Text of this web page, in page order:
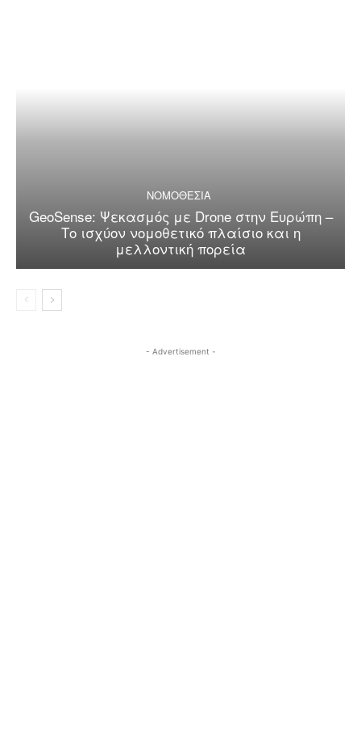
ΝΟΜΟΘΕΣΙΑ
GeoSense: Ψεκασμός με Drone στην Ευρώπη –
Το ισχύον νομοθετικό πλαίσιο και η
μελλοντική πορεία
- Advertisement -